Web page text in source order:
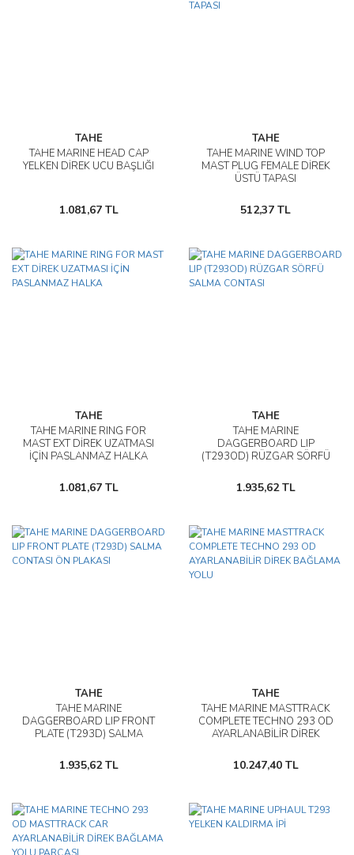
TAHE
TAHE MARINE HEAD CAP
YELKEN DİREK UCU BAŞLIĞI
1.081,67 TL
TAHE
TAHE MARINE WIND TOP
MAST PLUG FEMALE DİREK
ÜSTÜ TAPASI
512,37 TL
TAHE
TAHE MARINE RING FOR
MAST EXT DİREK UZATMASI
İÇİN PASLANMAZ HALKA
1.081,67 TL
TAHE
TAHE MARINE
DAGGERBOARD LIP
(T293OD) RÜZGAR SÖRFÜ
1.935,62 TL
TAHE
TAHE MARINE
DAGGERBOARD LIP FRONT
PLATE (T293D) SALMA
1.935,62 TL
TAHE
TAHE MARINE MASTTRACK
COMPLETE TECHNO 293 OD
AYARLANABİLİR DİREK
10.247,40 TL